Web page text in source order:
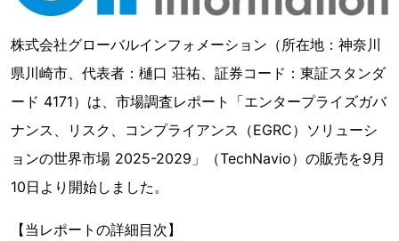
株式会社グローバルインフォメーション（所在地：神奈川
県川崎市、代表者：樋口 荘祐、証券コード：東証スタンダ
ード 4171）は、市場調査レポート「エンタープライズガバ
ナンス、リスク、コンプライアンス（EGRC）ソリューシ
ョンの世界市場 2025-2029」（TechNavio）の販売を9月
10日より開始しました。
【当レポートの詳細目次】